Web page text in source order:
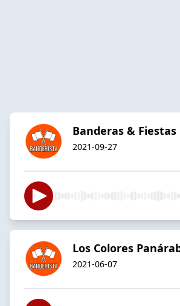
Banderas &
2021-09-27
Los Colores
2021-06-07